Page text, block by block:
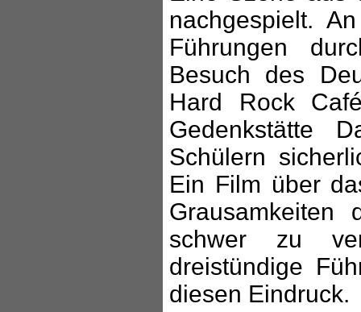
nachgespielt.
Führungen
Besuch des
Hard Rock
Gedenkstätte
Schülern
Ein Film über
schwer zu
dreistündige
diesen Eindruck.